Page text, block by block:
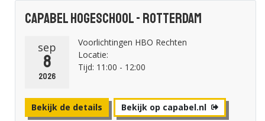
Capabel Hogeschool - Rotterdam
sep
8
2026
Voorlichtingen HBO Rechten
Locatie:
Tijd: 11:00 - 12:00
Bekijk de details Bekijk op capabel.nl